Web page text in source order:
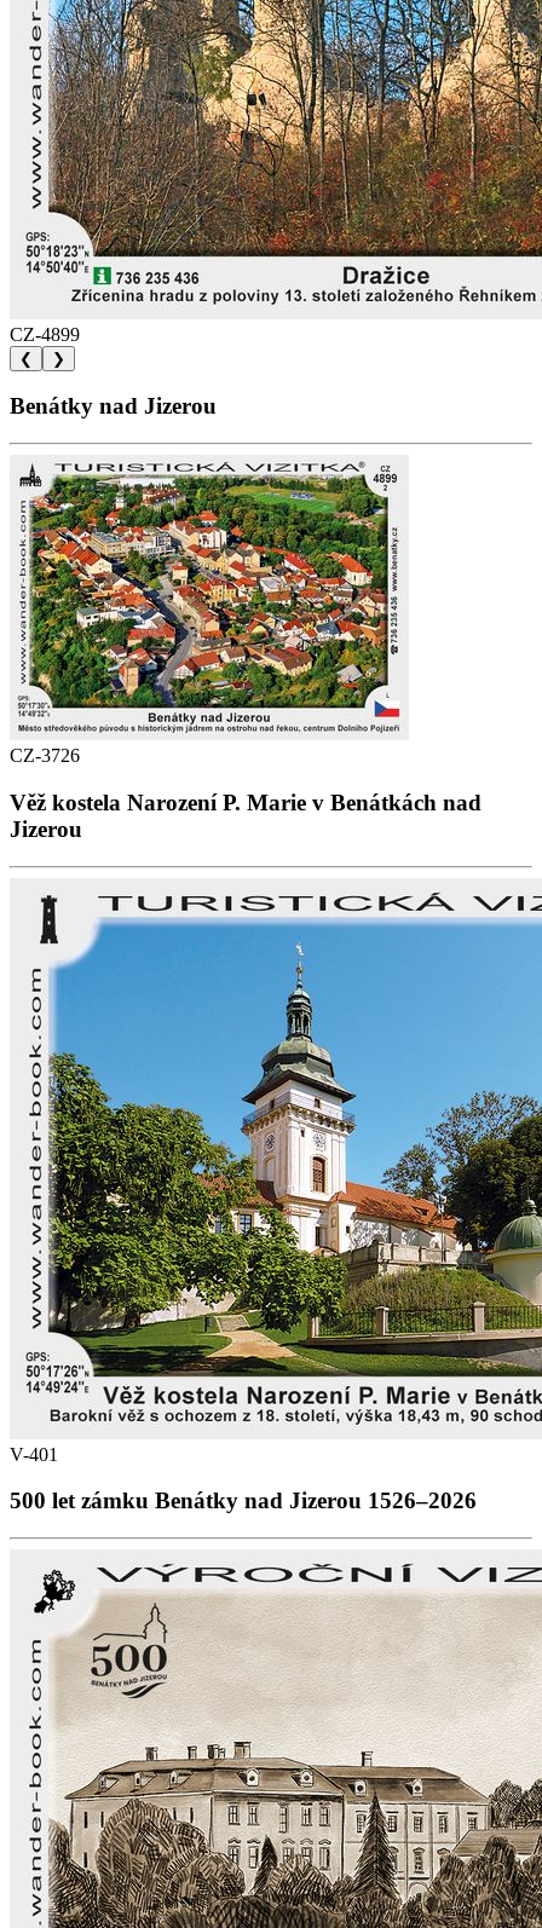
CZ-4899
❮ ❯
Benátky nad Jizerou
CZ-3726
Věž kostela Narození P. Marie v Benátkách nad
Jizerou
V-401
500 let zámku Benátky nad Jizerou 1526–2026